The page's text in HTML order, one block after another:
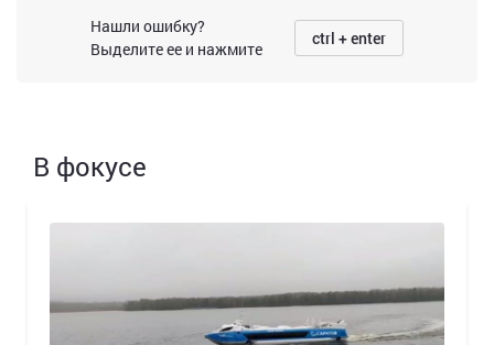
Нашли ошибку?
Выделите ее и нажмите
ctrl + enter
В фокусе